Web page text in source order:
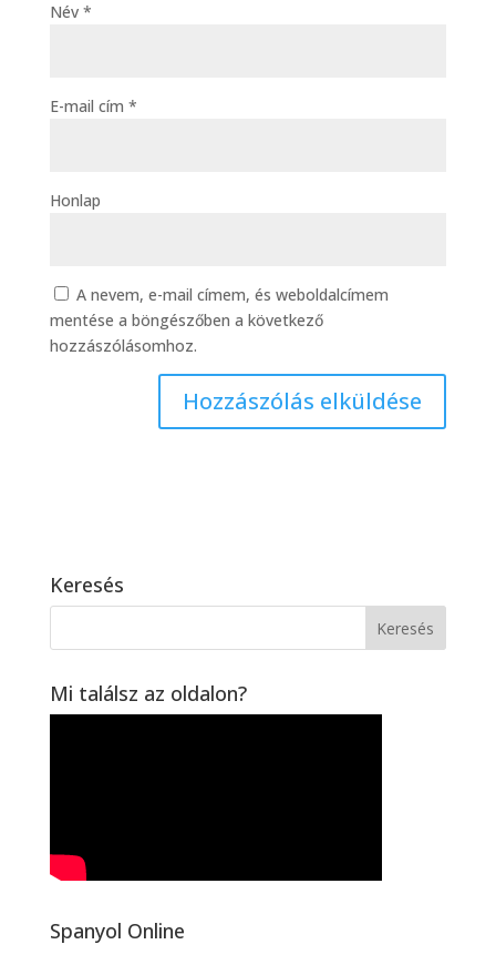
Név *
E-mail cím *
Honlap
A nevem, e-mail címem, és weboldalcímem
mentése a böngészőben a következő
hozzászólásomhoz.
Keresés
Mi találsz az oldalon?
Spanyol Online